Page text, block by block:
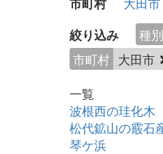
絞り込み 種
市町村 大田市
一覧
波根西の珪化木
松代鉱山の霰石
琴ケ浜